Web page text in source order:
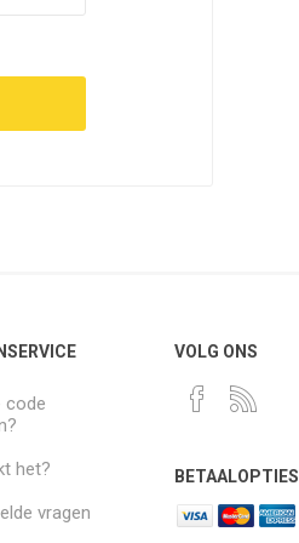
code
het?
vragen
VOLG ONS
BETAALOPTIES